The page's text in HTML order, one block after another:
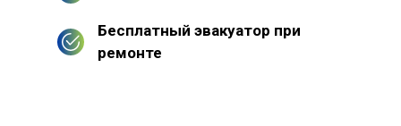
Бесплатный эвакуатор при
ремонте